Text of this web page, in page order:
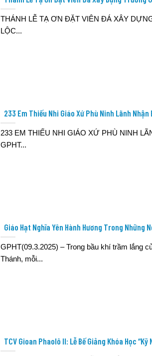
THÁNH LỄ TẠ ƠN ĐẶT VIÊN ĐÁ XÂY
LỘC...
233 Em Thiếu Nhi Giáo Xứ Phù Ninh Lãnh
233 EM THIẾU NHI GIÁO XỨ PHÙ NINH
GPHT...
Giáo Hạt Nghĩa Yên Hành Hương Trong Những
GPHT(09.3.2025) – Trong bầu khí trầm lắng
Thánh, mỗi...
TCV Gioan Phaolô II: Lễ Bế Giảng Khóa Học “Kỹ